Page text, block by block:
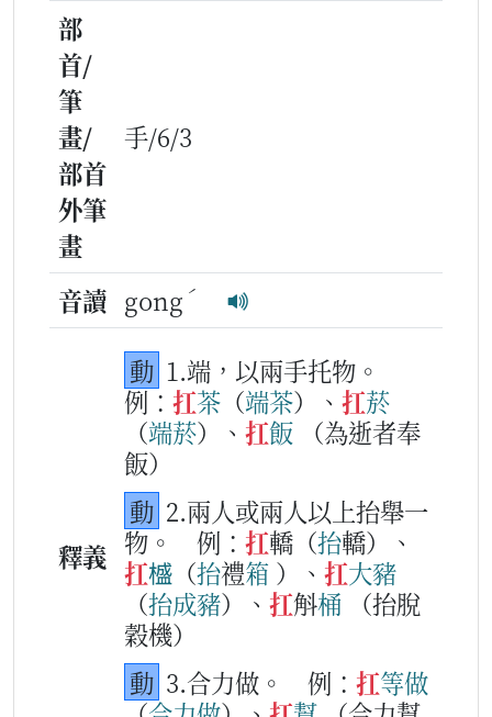
部
首/
筆
畫/
部首
外筆
畫
手/6/3
音讀 gong ˊ
釋義
動 1.端，以兩手托物。
例： 扛茶 （端茶）、 扛菸
（端菸）、 扛飯
（為逝者奉
飯）
動 2.兩人或兩人以上抬舉一
物。
例： 扛轎（抬轎）、
扛𣛮 （抬禮箱 ）、 扛大豬
（抬成豬）、 扛斛桶
（抬脫
穀機）
動 3.合力做。 例： 扛等做